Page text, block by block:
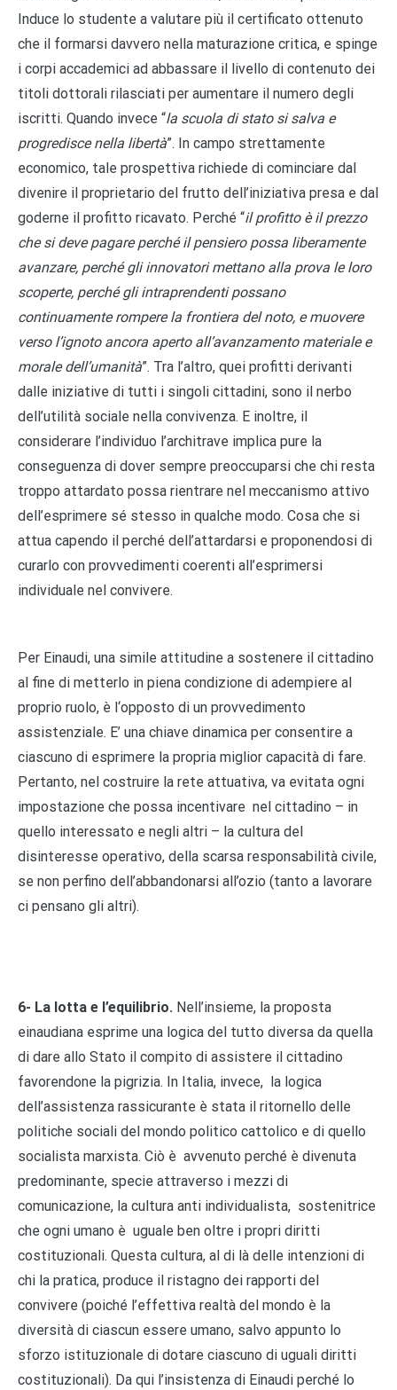
Induce lo studente a valutare più il certificato ottenuto
che il formarsi davvero nella maturazione critica, e spinge
i corpi accademici ad abbassare il livello di contenuto dei
titoli dottorali rilasciati per aumentare il numero degli
iscritti. Quando invece “la scuola di stato si salva e
progredisce nella libertà”. In campo strettamente
economico, tale prospettiva richiede di cominciare dal
divenire il proprietario del frutto dell’iniziativa presa e dal
goderne il profitto ricavato. Perché “il profitto è il prezzo
che si deve pagare perché il pensiero possa liberamente
avanzare, perché gli innovatori mettano alla prova le loro
scoperte, perché gli intraprendenti possano
continuamente rompere la frontiera del noto, e muovere
verso l’ignoto ancora aperto all’avanzamento materiale e
morale dell’umanità”. Tra l’altro, quei profitti derivanti
dalle iniziative di tutti i singoli cittadini, sono il nerbo
dell’utilità sociale nella convivenza. E inoltre, il
considerare l’individuo l’architrave implica pure la
conseguenza di dover sempre preoccuparsi che chi resta
troppo attardato possa rientrare nel meccanismo attivo
dell’esprimere sé stesso in qualche modo. Cosa che si
attua capendo il perché dell’attardarsi e proponendosi di
curarlo con provvedimenti coerenti all’esprimersi
individuale nel convivere.
Per Einaudi, una simile attitudine a sostenere il cittadino
al fine di metterlo in piena condizione di adempiere al
proprio ruolo, è l‘opposto di un provvedimento
assistenziale. E’ una chiave dinamica per consentire a
ciascuno di esprimere la propria miglior capacità di fare.
Pertanto, nel costruire la rete attuativa, va evitata ogni
impostazione che possa incentivare nel cittadino – in
quello interessato e negli altri – la cultura del
disinteresse operativo, della scarsa responsabilità civile,
se non perfino dell’abbandonarsi all’ozio (tanto a lavorare
ci pensano gli altri).
6- La lotta e l’equilibrio. Nell’insieme, la proposta
einaudiana esprime una logica del tutto diversa da quella
di dare allo Stato il compito di assistere il cittadino
favorendone la pigrizia. In Italia, invece, la logica
dell’assistenza rassicurante è stata il ritornello delle
politiche sociali del mondo politico cattolico e di quello
socialista marxista. Ciò è avvenuto perché è divenuta
predominante, specie attraverso i mezzi di
comunicazione, la cultura anti individualista, sostenitrice
che ogni umano è uguale ben oltre i propri diritti
costituzionali. Questa cultura, al di là delle intenzioni di
chi la pratica, produce il ristagno dei rapporti del
convivere (poiché l’effettiva realtà del mondo è la
diversità di ciascun essere umano, salvo appunto lo
sforzo istituzionale di dotare ciascuno di uguali diritti
costituzionali). Da qui l’insistenza di Einaudi perché lo